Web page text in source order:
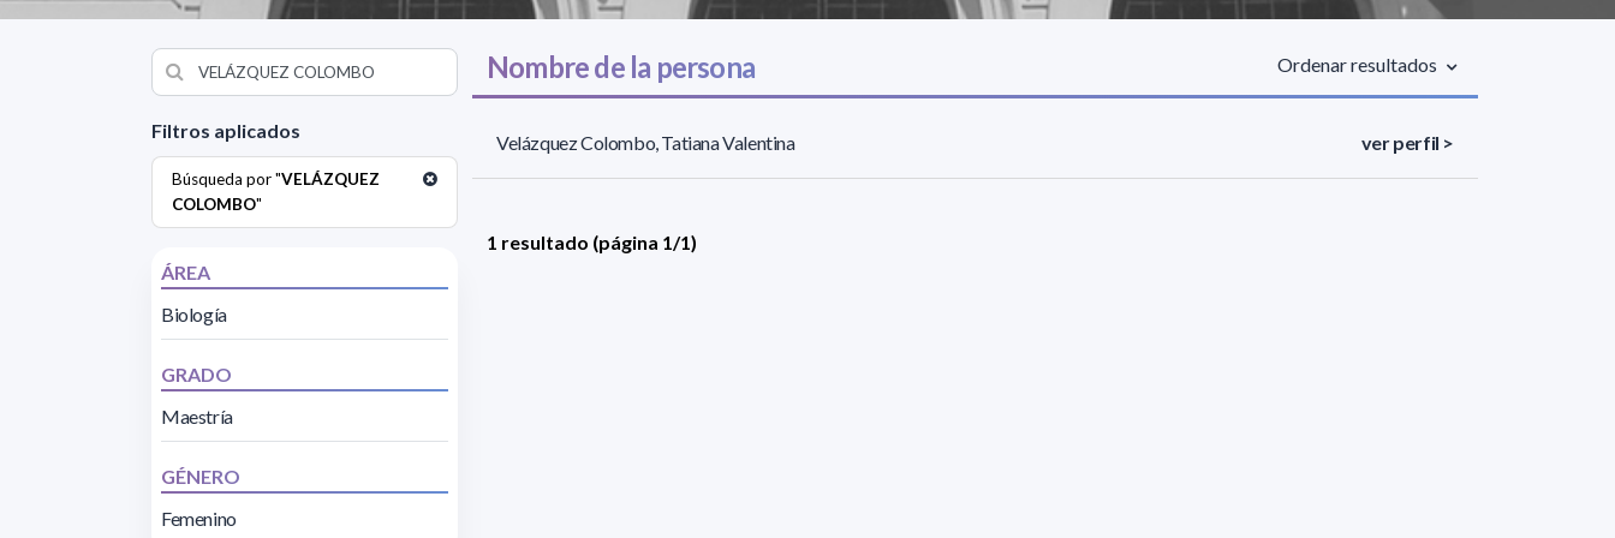
Filtros aplicados
Búsqueda por "VELÁZQUEZ
COLOMBO"
ÁREA
Biología
GRADO
Maestría
GÉNERO
Femenino
Nombre de la persona Ordenar resultados
Velázquez Colombo, Tatiana Valentina ver perfil >
1 resultado (página 1/1)